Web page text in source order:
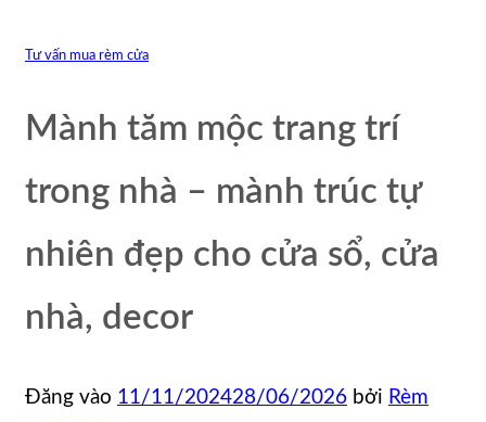
Tư vấn mua rèm cửa
Mành tăm mộc trang trí
trong nhà – mành trúc tự
nhiên đẹp cho cửa sổ, cửa
nhà, decor
Đăng vào 11/11/202428/06/2026 bởi Rèm